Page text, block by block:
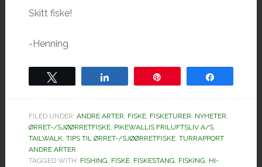
Skitt fiske!
-Henning
FILED UNDER: ANDRE ARTER, FISKE, FISKETURER, NYHETER,
ØRRET-/SJØØRRETFISKE, PIKEWALLIS FRILUFTSLIV A/S,
TAILWALK, TIPS TIL ØRRET-/SJØØRRETFISKE, TURRAPPORT
ANDRE ARTER
TAGGED WITH: FISHING, FISKE, FISKESTANG, FISKING, HI-